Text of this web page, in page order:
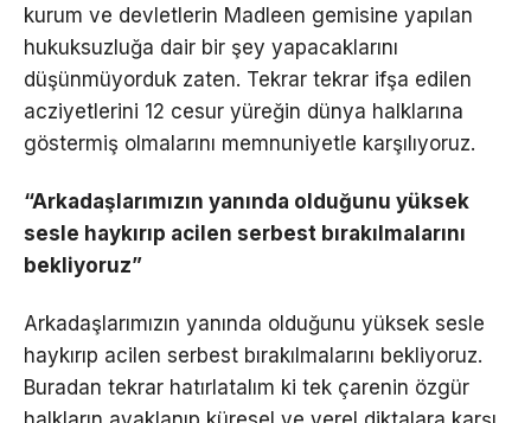
kurum ve devletlerin Madleen gemisine yapılan
hukuksuzluğa dair bir şey yapacaklarını
düşünmüyorduk zaten. Tekrar tekrar ifşa edilen
acziyetlerini 12 cesur yüreğin dünya halklarına
göstermiş olmalarını memnuniyetle karşılıyoruz.
“Arkadaşlarımızın yanında olduğunu yüksek
sesle haykırıp acilen serbest bırakılmalarını
bekliyoruz”
Arkadaşlarımızın yanında olduğunu yüksek sesle
haykırıp acilen serbest bırakılmalarını bekliyoruz.
Buradan tekrar hatırlatalım ki tek çarenin özgür